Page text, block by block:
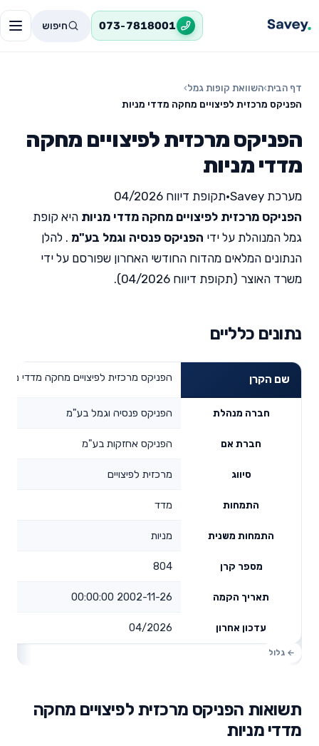
073-7818001 חיפוש
דף הבית›השוואת קופות גמל›
הפניקס מרכזית לפיצויים מחקה מדדי מניות
הפניקס מרכזית לפיצויים מחקה
מדדי מניות
מערכת Savey •תקופת דיווח 04/2026
הפניקס מרכזית לפיצויים מחקה מדדי מניות היא קופת
גמל המנוהלת על ידי הפניקס פנסיה וגמל בע"מ . להלן
הנתונים המלאים מהדוח החודשי האחרון שפורסם על ידי
משרד האוצר (תקופת דיווח 04/2026).
נתונים כלליים
שם הקרן הפניקס מרכזית לפיצויים מחקה מדדי
חברה מנהלת הפניקס פנסיה וגמל בע"מ
חברת אם הפניקס אחזקות בע"מ
סיווג מרכזית לפיצויים
התמחות מדד
התמחות משנית מניות
מספר קרן 804
תאריך הקמה 2002-11-26 00:00:00
עדכון אחרון 04/2026
תשואות הפניקס מרכזית לפיצויים מחקה
מדדי מניות